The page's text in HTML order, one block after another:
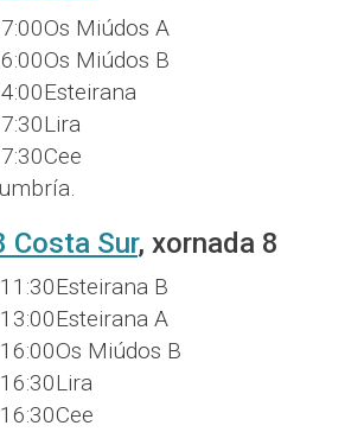
Os Miúdos A
Os Miúdos B
Esteirana
Lira
Cee
Costa Sur, xornada 8
Esteirana B
Esteirana A
Os Miúdos B
Lira
Cee